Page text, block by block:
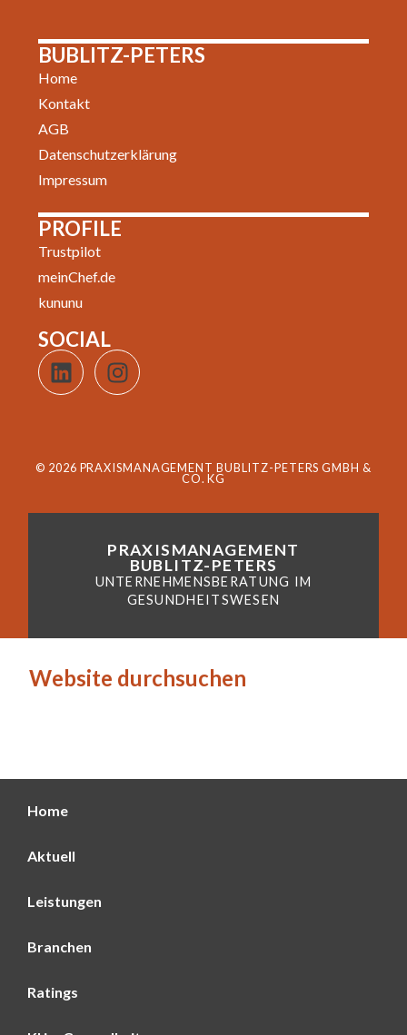
BUBLITZ-PETERS
Home
Kontakt
AGB
Datenschutzerklärung
Impressum
PROFILE
Trustpilot
meinChef.de
kununu
SOCIAL
© 2026 PRAXISMANAGEMENT BUBLITZ-PETERS GMBH &
CO. KG
PRAXISMANAGEMENT
BUBLITZ-PETERS
UNTERNEHMENSBERATUNG IM
GESUNDHEITSWESEN
Website durchsuchen
Home
Aktuell
Leistungen
Branchen
Ratings